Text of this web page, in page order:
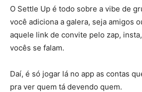
O Settle Up é todo sobre a vibe de
você adiciona a galera, seja amigos
aquele link de convite pelo zap,
vocês se falam.
Daí, é só jogar lá no app as contas
pra ver quem tá devendo quem.